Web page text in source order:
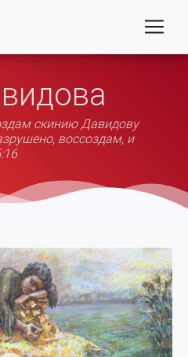
скинию Давидову
воссоздам, и